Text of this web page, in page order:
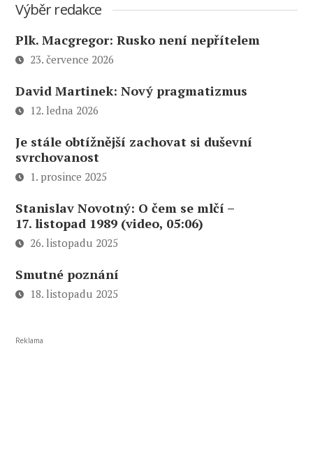
Výběr redakce
Plk. Macgregor: Rusko není nepřítelem
23. července 2026
David Martinek: Nový pragmatizmus
12. ledna 2026
Je stále obtížnější zachovat si duševní
svrchovanost
1. prosince 2025
Stanislav Novotný: O čem se mlčí –
17. listopad 1989 (video, 05:06)
26. listopadu 2025
Smutné poznání
18. listopadu 2025
Reklama